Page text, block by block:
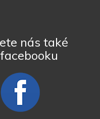
nás také